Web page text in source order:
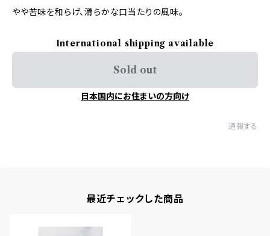
やや苦味を和らげ、滑らかな口当たりの風味。
International shipping available
Sold out
日本国内にお住まいの方向け
通報する
最近チェックした商品